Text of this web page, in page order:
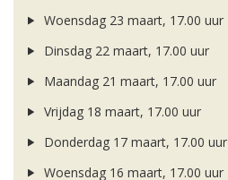
Woensdag 23 maart, 17.00 uur
Dinsdag 22 maart, 17.00 uur
Maandag 21 maart, 17.00 uur
Vrijdag 18 maart, 17.00 uur
Donderdag 17 maart, 17.00 uur
Woensdag 16 maart, 17.00 uur